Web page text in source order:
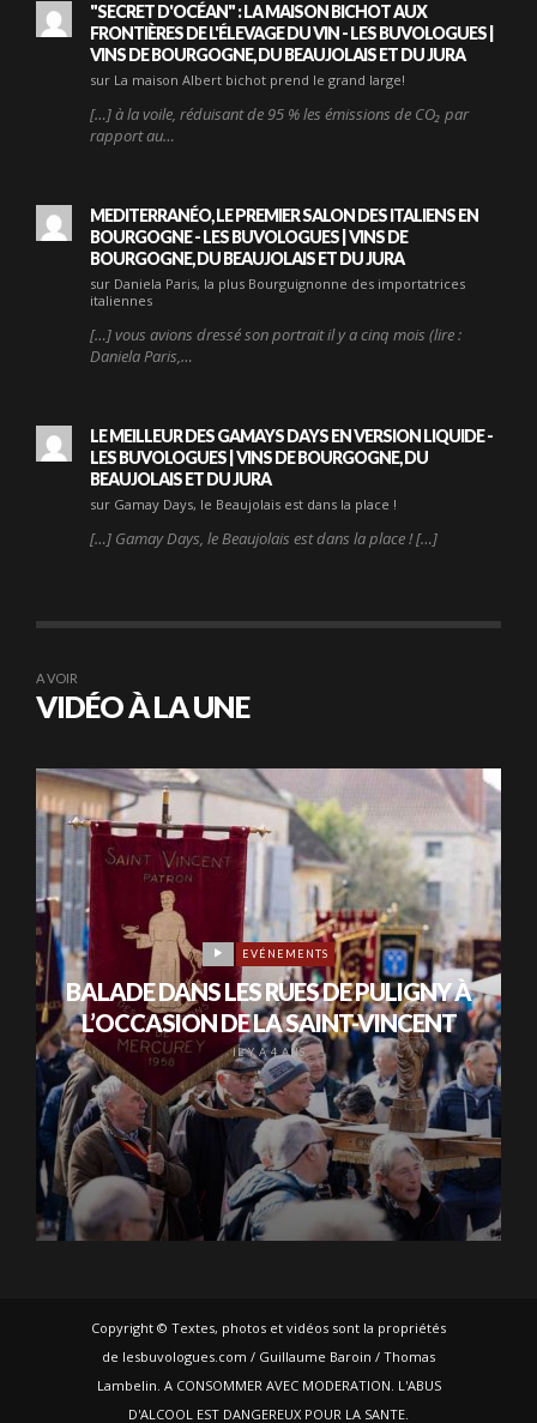
"SECRET D'OCÉAN" : LA MAISON BICHOT AUX
FRONTIÈRES DE L'ÉLEVAGE DU VIN - LES BUVOLOGUES |
VINS DE BOURGOGNE, DU BEAUJOLAIS ET DU JURA
sur La maison Albert bichot prend le grand large!
[…] à la voile, réduisant de 95 % les émissions de CO₂ par
rapport au…
MEDITERRANÉO, LE PREMIER SALON DES ITALIENS EN
BOURGOGNE - LES BUVOLOGUES | VINS DE
BOURGOGNE, DU BEAUJOLAIS ET DU JURA
sur Daniela Paris, la plus Bourguignonne des importatrices
italiennes
[…] vous avions dressé son portrait il y a cinq mois (lire :
Daniela Paris,…
LE MEILLEUR DES GAMAYS DAYS EN VERSION LIQUIDE -
LES BUVOLOGUES | VINS DE BOURGOGNE, DU
BEAUJOLAIS ET DU JURA
sur Gamay Days, le Beaujolais est dans la place !
[…] Gamay Days, le Beaujolais est dans la place ! […]
A VOIR
VIDÉO À LA UNE
EVÉNEMENTS
BALADE DANS LES RUES DE PULIGNY À
L’OCCASION DE LA SAINT-VINCENT
IL Y A 4 ANS
Copyright © Textes, photos et vidéos sont la propriétés
de lesbuvologues.com / Guillaume Baroin / Thomas
Lambelin. A CONSOMMER AVEC MODERATION. L'ABUS
D'ALCOOL EST DANGEREUX POUR LA SANTE.